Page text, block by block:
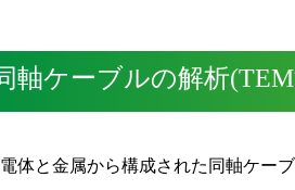
軸ケーブルの解析
体と金属から構成された同軸ケー